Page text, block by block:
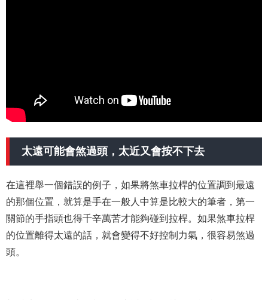
太遠可能會煞過頭，太近又會按不下去
在這裡舉一個錯誤的例子，如果將煞車拉桿的位置調到最遠
的那個位置，就算是手在一般人中算是比較大的筆者，第一
關節的手指頭也得千辛萬苦才能夠碰到拉桿。如果煞車拉桿
的位置離得太遠的話，就會變得不好控制力氣，很容易煞過
頭。